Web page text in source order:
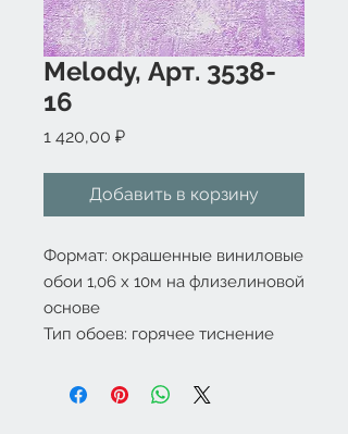
Melody, Арт. 3538-
16
1 420,00 ₽Цена
Добавить в корзину
Формат: окрашенные виниловые
обои 1,06 x 10м на флизелиновой
основе
Тип обоев: горячее тиснение